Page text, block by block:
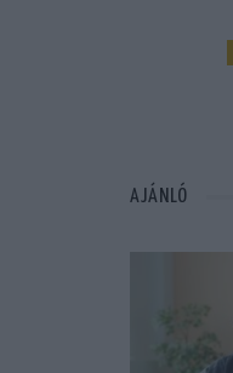
AJÁNLÓ